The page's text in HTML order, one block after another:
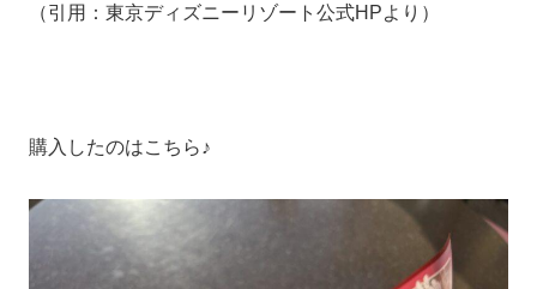
（引用：東京ディズニーリゾート公式HPより）
購入したのはこちら♪